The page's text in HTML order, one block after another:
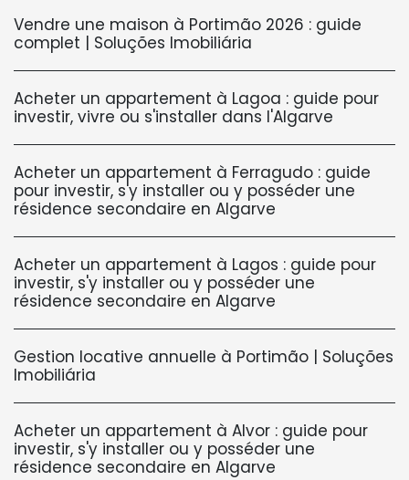
Vendre une maison à Portimão 2026 : guide
complet | Soluções Imobiliária
Acheter un appartement à Lagoa : guide pour
investir, vivre ou s'installer dans l'Algarve
Acheter un appartement à Ferragudo : guide
pour investir, s'y installer ou y posséder une
résidence secondaire en Algarve
Acheter un appartement à Lagos : guide pour
investir, s'y installer ou y posséder une
résidence secondaire en Algarve
Gestion locative annuelle à Portimão | Soluções
Imobiliária
Acheter un appartement à Alvor : guide pour
investir, s'y installer ou y posséder une
résidence secondaire en Algarve